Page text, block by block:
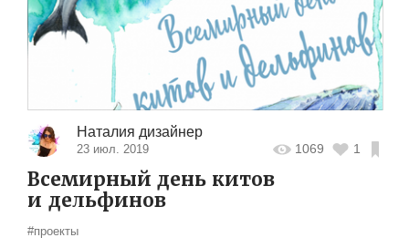
Наталия дизайнер
23 июл. 2019 1069 1
Всемирный день китов
и дельфинов
#проекты